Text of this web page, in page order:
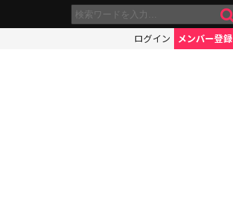
ログイン メンバー登録